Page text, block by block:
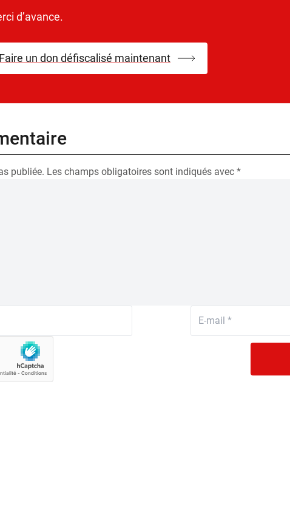
d’avance.
Faire un don défiscalisé maintenant
publiée. Les champs obligatoires sont indiqués avec *